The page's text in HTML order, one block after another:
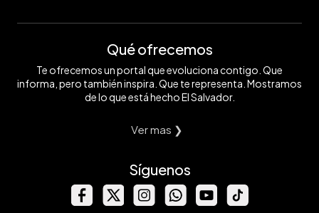
Qué ofrecemos
Te ofrecemos un portal que evoluciona contigo. Que
informa, pero también inspira. Que te representa. Mostramos
de lo que está hecho El Salvador.
Ver mas ❯
Síguenos